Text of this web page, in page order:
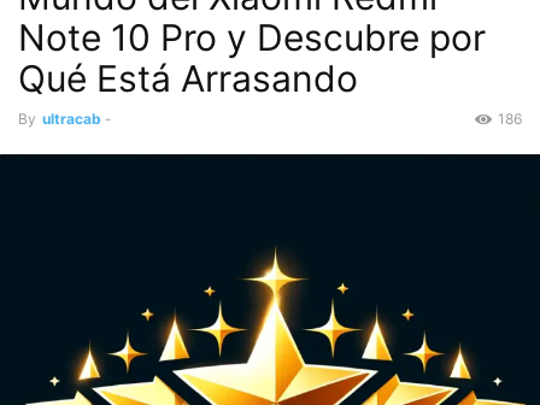
Note 10 Pro y Descubre por
Qué Está Arrasando
By ultracab - 186